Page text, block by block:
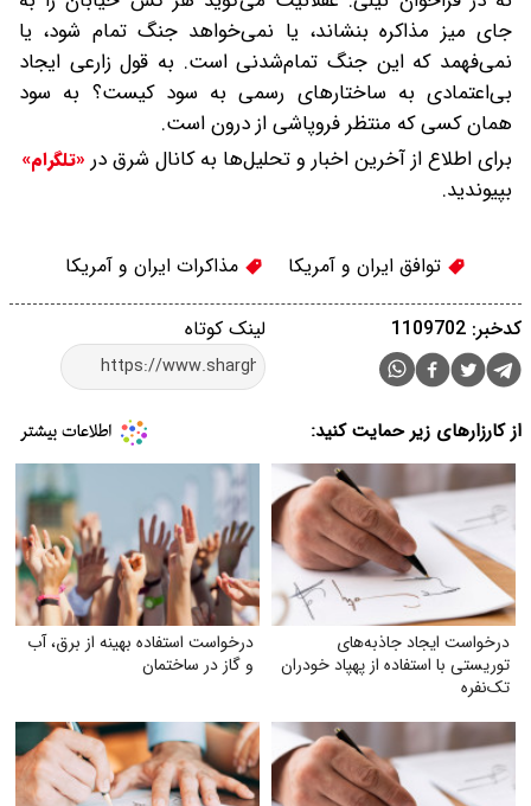
جای میز مذاکره بنشاند، یا نمی‌خواهد جنگ تمام شود، یا
نمی‌فهمد که این جنگ تمام‌شدنی است. به قول زارعی ایجاد
بی‌اعتمادی به ساختارهای رسمی به سود کیست؟ به سود
همان کسی که منتظر فروپاشی از درون است.
برای اطلاع از آخرین اخبار و تحلیل‌ها به کانال شرق در «تلگرام»
بپیوندید.
توافق ایران و آمریکا مذاکرات ایران و آمریکا
لینک کوتاه کدخبر: 1109702
از کارزارهای زیر حمایت کنید:
درخواست ایجاد جاذبه‌های
توریستی با استفاده از پهپاد خودران
تک‌نفره
درخواست استفاده بهینه از برق، آب
و گاز در ساختمان